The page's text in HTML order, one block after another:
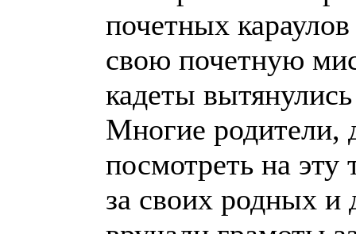
почетных
свою почетную
кадеты
Многие родители,
посмотреть на
за своих родных